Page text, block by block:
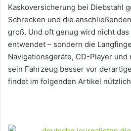
Kaskoversicherung bei Diebstahl
Schrecken und die
groß. Und oft genug wird nicht das
entwendet – sondern die
Navigationsgeräte, CD-Player und
sein Fahrzeug besser vor
findet im folgenden Artikel